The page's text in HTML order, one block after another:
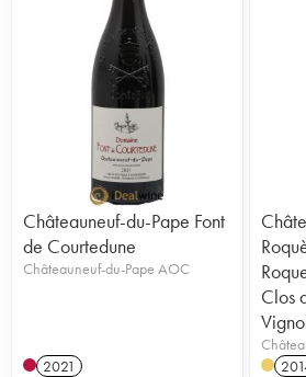
Châteauneuf-du-Pape Font
de Courtedune
Châteauneuf-du-Pape AOC
2021
Clos